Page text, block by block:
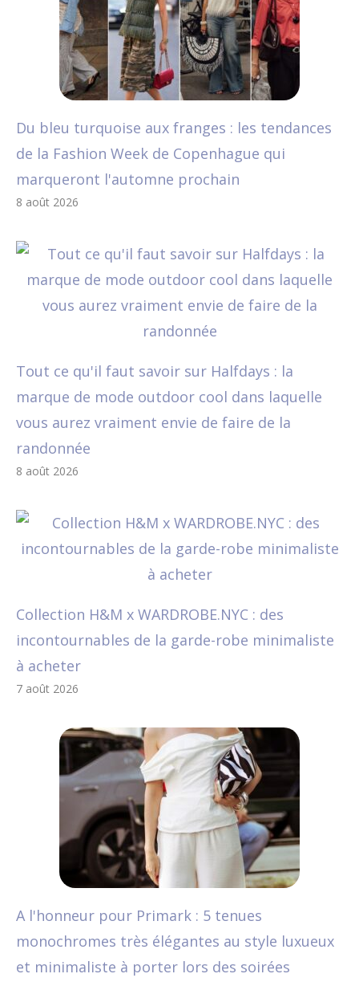
Du bleu turquoise aux franges : les tendances
de la Fashion Week de Copenhague qui
marqueront l'automne prochain
8 août 2026
Tout ce qu'il faut savoir sur Halfdays : la
marque de mode outdoor cool dans laquelle
vous aurez vraiment envie de faire de la
randonnée
8 août 2026
Collection H&M x WARDROBE.NYC : des
incontournables de la garde-robe minimaliste
à acheter
7 août 2026
A l'honneur pour Primark : 5 tenues
monochromes très élégantes au style luxueux
et minimaliste à porter lors des soirées